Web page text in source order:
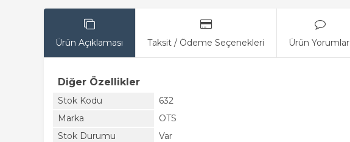
Ürün Açıklaması Taksit / Ödeme Seçenekleri Ürün Yorumları
Diğer Özellikler
Stok Kodu
632
Marka
OTS
Stok Durumu
Var